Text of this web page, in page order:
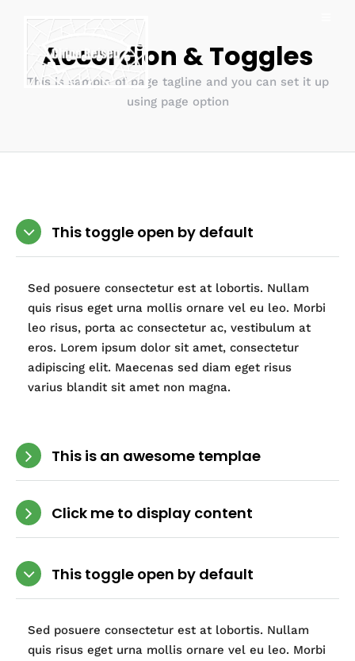
Accordion & Toggles
This is sample of page tagline and you can set it up
using page option
This toggle open by default
Sed posuere consectetur est at lobortis. Nullam
quis risus eget urna mollis ornare vel eu leo. Morbi
leo risus, porta ac consectetur ac, vestibulum at
eros. Lorem ipsum dolor sit amet, consectetur
adipiscing elit. Maecenas sed diam eget risus
varius blandit sit amet non magna.
This is an awesome templae
Click me to display content
This toggle open by default
Sed posuere consectetur est at lobortis. Nullam
quis risus eget urna mollis ornare vel eu leo. Morbi